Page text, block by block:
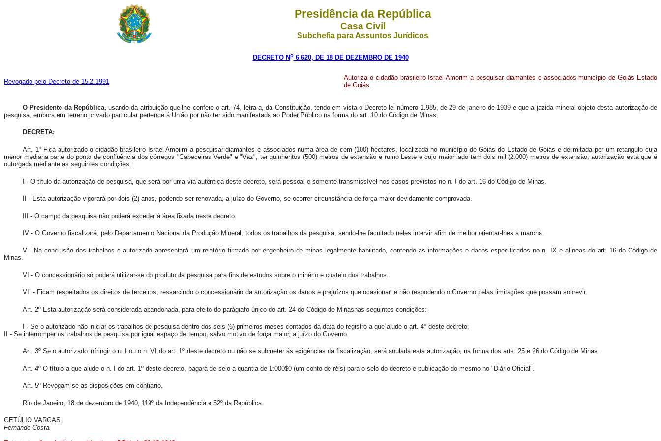
Presidência da República
Casa Civil
Subchefia para Assuntos Jurídicos
DECRETO No6.620, DE 18 DE DEZEMBRO DE 1940
Revogado pelo Decreto de 15.2.1991
Autoriza o cidadão brasileiro Israel Amorim a pesquisar diamantes e associados município de Goiás Estado
de Goiás.
O Presidente da República, usando da atribuição que lhe confere o art. 74, letra a, da Constituição, tendo em vista o Decreto-lei número 1.985, de 29 de janeiro de 1939 e que a jazida mineral objeto desta autorização de
pesquisa, embora em terreno privado particular pertence á União por não ter sido manifestada ao Poder Público na forma do art. 10 do Código de Minas,
DECRETA:
Art. 1º Fica autorizado o cidadão brasileiro Israel Amorim a pesquisar diamantes e associados numa área de cem (100) hectares, localizada no município de Goiás do Estado de Goiás e delimitada por um retangulo cuja
menor mediana parte do ponto de confluência dos córregos "Cabeceiras Verde" e "Vaz", ter quinhentos (500) metros de extensão e rumo Leste e cujo maior lado tem dois mil (2.000) metros de extensão; autorização esta que é
outorgada mediante as seguintes condições:
I - O título da autorização de pesquisa, que será por uma via autêntica deste decreto, será pessoal e somente transmissível nos casos previstos no n. I do art. 16 do Código de Minas.
II - Esta autorização vigorará por dois (2) anos, podendo ser renovada, a juízo do Governo, se ocorrer circunstância de força maior devidamente comprovada.
III - O campo da pesquisa não poderá exceder á área fixada neste decreto.
IV - O Governo fiscalizará, pelo Departamento Nacional da Produção Mineral, todos os trabalhos da pesquisa, sendo-lhe facultado neles intervir afim de melhor orientar-lhes a marcha.
V - Na conclusão dos trabalhos o autorizado apresentará um relatório firmado por engenheiro de minas legalmente habilitado, contendo as informações e dados especificados no n. IX e alíneas do art. 16 do Código de
Minas.
VI - O concessionário só poderá utilizar-se do produto da pesquisa para fins de estudos sobre o minério e custeio dos trabalhos.
VII - Ficam respeitados os direitos de terceiros, ressarcindo o concessionário da autorização os danos e prejuízos que ocasionar, e não respodendo o Governo pelas limitações que possam sobrevir.
Art. 2º Esta autorização será considerada abandonada, para efeito do parágrafo único do art. 24 do Código de Minasnas seguintes condições:
I - Se o autorizado não iniciar os trabalhos de pesquisa dentro dos seis (6) primeiros meses contados da data do registro a que alude o art. 4º deste decreto;
II - Se interromper os trabalhos de pesquisa por igual espaço de tempo, salvo motivo de força maior, a juízo do Governo.
Art. 3º Se o autorizado infringir o n. I ou o n. VI do art. 1º deste decreto ou não se submeter ás exigências da fiscalização, será anulada esta autorização, na forma dos arts. 25 e 26 do Código de Minas.
Art. 4º O título a que alude o n. I do art. 1º deste decreto, pagará de selo a quantia de 1:000$0 (um conto de réis) para o selo do decreto e publicação do mesmo no "Diário Oficial".
Art. 5º Revogam-se as disposições em contrário.
Rio de Janeiro, 18 de dezembro de 1940, 119º da Independência e 52º da República.
GETÚLIO VARGAS.
Fernando Costa.